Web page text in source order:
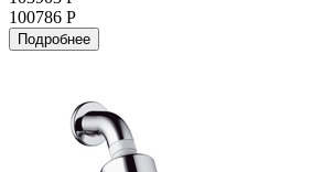
100786 Р
Подробнее